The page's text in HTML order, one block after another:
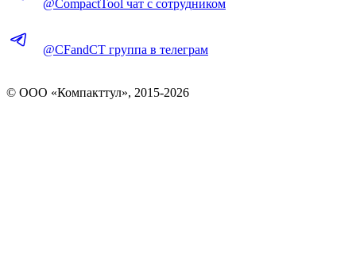
@CompactTool чат с сотрудником
@CFandCT группа в телеграм
© OOO «Компакттул», 2015-2026